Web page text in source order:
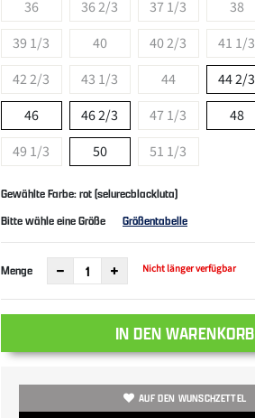
36 36 2/3 37 1/3 38
39 1/3
40 40 2/3 41 1/3
42 2/3
43 1/3 44 44 2/3
46
46 2/3 47 1/3 48
49 1/3
50 51 1/3
Gewählte Farbe: rot (selurecblackluta)
Bitte wähle eine Größe
Größentabelle
Menge Nicht länger verfügbar
IN DEN WARENKORB
AUF DEN WUNSCHZETTEL